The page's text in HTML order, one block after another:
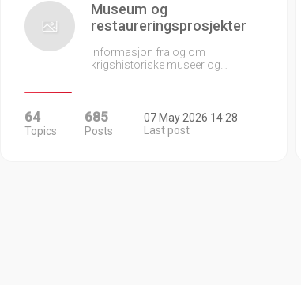
Museum og
restaureringsprosjekter
Informasjon fra og om
krigshistoriske museer og…
64
Topics
685
Posts
07 May 2026 14:28
Last post